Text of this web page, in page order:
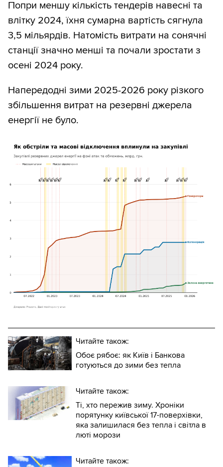
Попри меншу кількість тендерів навесні та
влітку 2024, їхня сумарна вартість сягнула
3,5 мільярдів. Натомість витрати на сонячні
станції значно менші та почали зростати з
осені 2024 року.
Напередодні зими 2025-2026 року різкого
збільшення витрат на резервні джерела
енергії не було.
Читайте також:
Обоє рябоє: як Київ і Банкова
готуються до зими без тепла
Читайте також:
Ті, хто пережив зиму. Хроніки
порятунку київської 17-поверхівки,
яка залишилася без тепла і світла в
люті морози
Читайте також: